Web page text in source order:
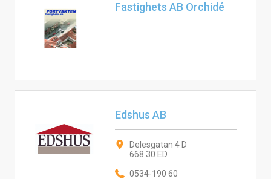
Fastighets AB Orchidé
Edshus AB
Delesgatan 4 D
668 30 ED
0534-190 60